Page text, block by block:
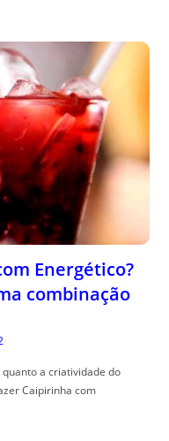
Energético?
combinação
a criatividade do
Caipirinha com